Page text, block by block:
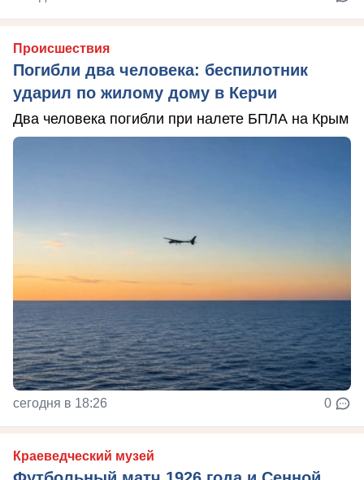
Происшествия
Погибли два человека: беспилотник
ударил по жилому дому в Керчи
Два человека погибли при налете БПЛА на Крым
сегодня в 18:26 0
Краеведческий музей